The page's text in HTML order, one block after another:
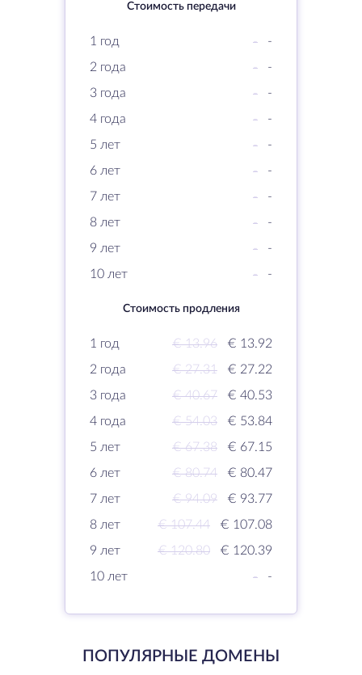
Стоимость передачи
1 год -
-
2 года
-
-
3 года
-
-
4 года
-
-
5 лет
-
-
6 лет
-
-
7 лет
-
-
8 лет
-
-
9 лет
-
-
10 лет
- -
Стоимость продления
1 год € 13.96
€ 13.92
2 года
€ 27.31
€ 27.22
3 года
€ 40.67
€ 40.53
4 года
€ 54.03
€ 53.84
5 лет
€ 67.38
€ 67.15
6 лет
€ 80.74
€ 80.47
7 лет
€ 94.09
€ 93.77
8 лет
€ 107.44
€ 107.08
9 лет
€ 120.80
€ 120.39
10 лет
- -
ПОПУЛЯРНЫЕ ДОМЕНЫ